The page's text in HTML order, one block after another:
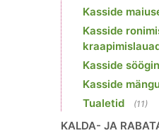
Kasside
Kasside
Kasside
Kasside
Tualetid (11)
KALDA- JA